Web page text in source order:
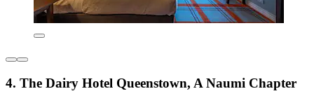
4. The Dairy Hotel Queenstown, A Naumi Chapter